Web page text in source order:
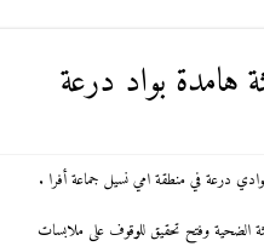
هامدة بواد درعة
جثة الضحية وفتح تحقيق للوقوف على ملابسات